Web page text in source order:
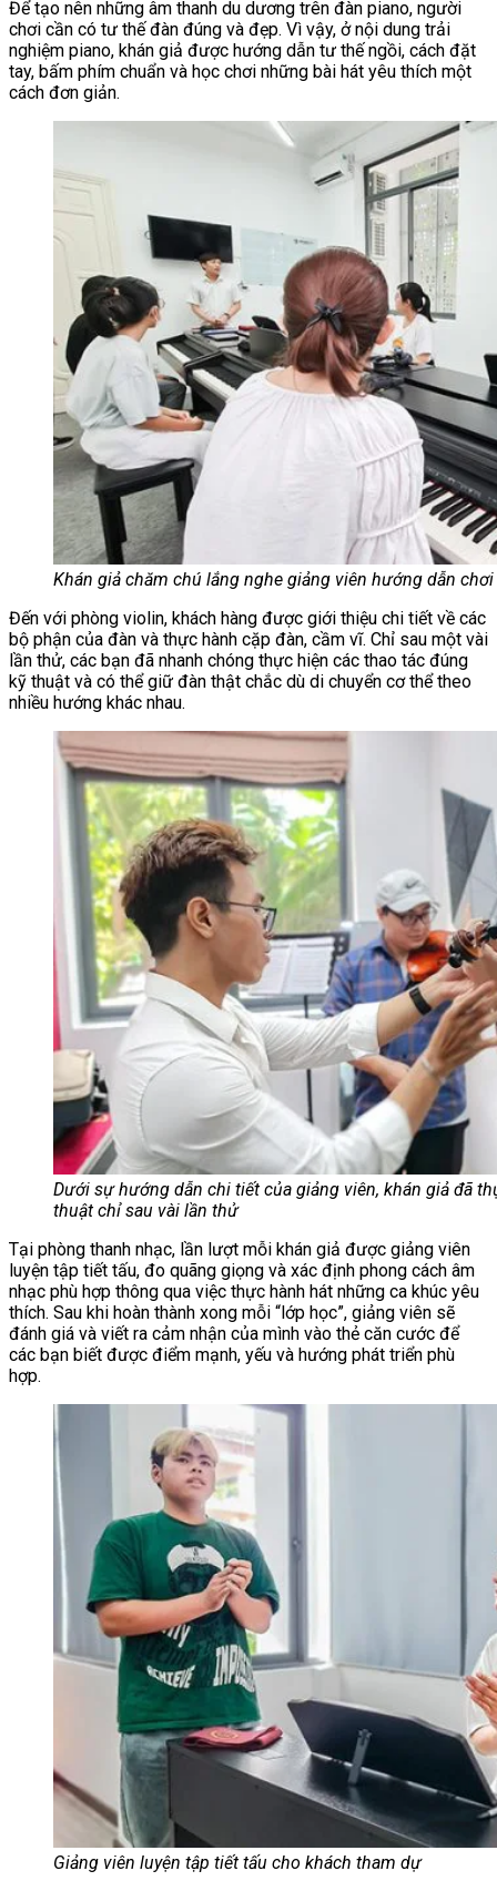
Để tạo nên những âm thanh du dương trên đàn piano, người
chơi cần có tư thế đàn đúng và đẹp. Vì vậy, ở nội dung trải
nghiệm piano, khán giả được hướng dẫn tư thế ngồi, cách đặt
tay, bấm phím chuẩn và học chơi những bài hát yêu thích một
cách đơn giản.
Khán giả chăm chú lắng nghe giảng viên hướng dẫn chơi
Đến với phòng violin, khách hàng được giới thiệu chi tiết về các
bộ phận của đàn và thực hành cặp đàn, cầm vĩ. Chỉ sau một vài
lần thử, các bạn đã nhanh chóng thực hiện các thao tác đúng
kỹ thuật và có thể giữ đàn thật chắc dù di chuyển cơ thể theo
nhiều hướng khác nhau.
Dưới sự hướng dẫn chi tiết của giảng viên, khán giả đã
thuật chỉ sau vài lần thử
Tại phòng thanh nhạc, lần lượt mỗi khán giả được giảng viên
luyện tập tiết tấu, đo quãng giọng và xác định phong cách âm
nhạc phù hợp thông qua việc thực hành hát những ca khúc yêu
thích. Sau khi hoàn thành xong mỗi “lớp học”, giảng viên sẽ
đánh giá và viết ra cảm nhận của mình vào thẻ căn cước để
các bạn biết được điểm mạnh, yếu và hướng phát triển phù
hợp.
Giảng viên luyện tập tiết tấu cho khách tham dự